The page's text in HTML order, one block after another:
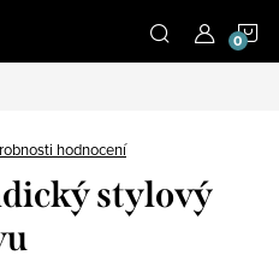
hodnocení
stylový